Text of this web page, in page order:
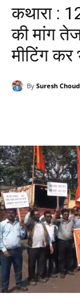
कथारा :
की मांग
मीटिंग कर
By Suresh